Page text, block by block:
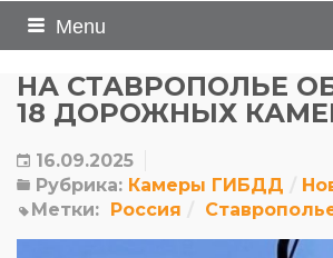
Menu
НА СТАВРОПОЛЬЕ
18 ДОРОЖНЫХ
16.09.2025
Рубрика: Камеры ГИБДД
Метки: Россия